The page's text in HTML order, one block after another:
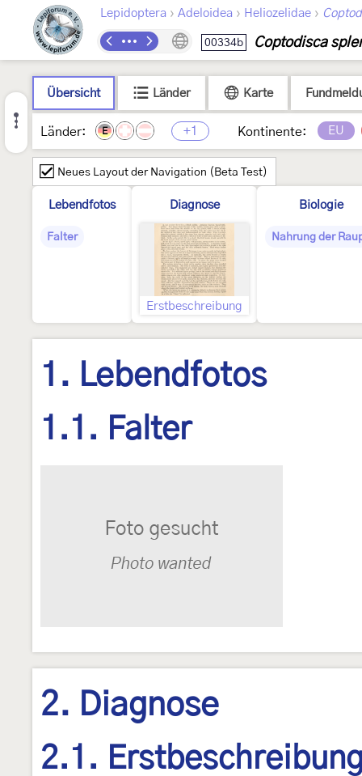
Lepidoptera › Adeloidea › Heliozelidae ›
00334b Coptodisca
Übersicht Länder Karte
Länder: E +1 Kontinente: EU
Neues Layout der Navigation (Beta Test)
Lebendfotos
Falter
Diagnose
Erstbeschreibung
Biologie
Nahrung der
1. Lebendfotos
1.1. Falter
2. Diagnose
2.1.